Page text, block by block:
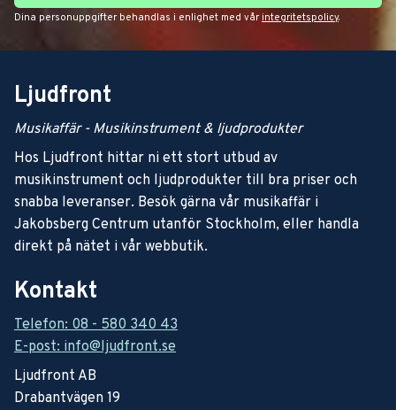
Dina personuppgifter behandlas i enlighet med vår integritetspolicy.
Ljudfront
Musikaffär - Musikinstrument & ljudprodukter
Hos Ljudfront hittar ni ett stort utbud av
musikinstrument och ljudprodukter till bra priser och
snabba leveranser. Besök gärna vår musikaffär i
Jakobsberg Centrum utanför Stockholm, eller handla
direkt på nätet i vår webbutik.
Kontakt
Telefon: 08 - 580 340 43
E-post: info@ljudfront.se
Ljudfront AB
Drabantvägen 19